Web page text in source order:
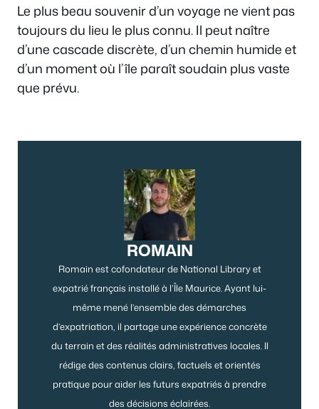
Le plus beau souvenir d’un voyage ne vient pas
toujours du lieu le plus connu. Il peut naître
d’une cascade discrète, d’un chemin humide et
d’un moment où l’île paraît soudain plus vaste
que prévu.
ROMAIN
Romain est cofondateur de National Library et
expatrié français installé à l’Île Maurice. Ayant lui-
même mené l’ensemble des démarches
d’expatriation, il partage une expérience concrète
du terrain et des réalités administratives locales. Il
rédige des contenus clairs, factuels et orientés
pratique pour aider les futurs expatriés à prendre
des décisions éclairées.